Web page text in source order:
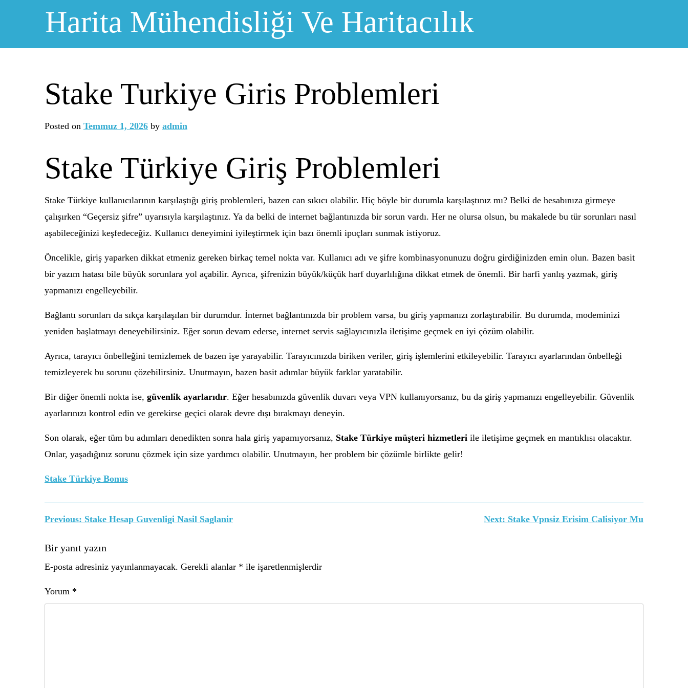
Harita Mühendisliği Ve Haritacılık
Stake Turkiye Giris Problemleri
Posted on Temmuz 1, 2026 by admin
Stake Türkiye Giriş Problemleri
Stake Türkiye kullanıcılarının karşılaştığı giriş problemleri, bazen can sıkıcı olabilir. Hiç böyle bir durumla karşılaştınız mı? Belki de hesabınıza girmeye
çalışırken “Geçersiz şifre” uyarısıyla karşılaştınız. Ya da belki de internet bağlantınızda bir sorun vardı. Her ne olursa olsun, bu makalede bu tür sorunları nasıl
aşabileceğinizi keşfedeceğiz. Kullanıcı deneyimini iyileştirmek için bazı önemli ipuçları sunmak istiyoruz.
Öncelikle, giriş yaparken dikkat etmeniz gereken birkaç temel nokta var. Kullanıcı adı ve şifre kombinasyonunuzu doğru girdiğinizden emin olun. Bazen basit
bir yazım hatası bile büyük sorunlara yol açabilir. Ayrıca, şifrenizin büyük/küçük harf duyarlılığına dikkat etmek de önemli. Bir harfi yanlış yazmak, giriş
yapmanızı engelleyebilir.
Bağlantı sorunları da sıkça karşılaşılan bir durumdur. İnternet bağlantınızda bir problem varsa, bu giriş yapmanızı zorlaştırabilir. Bu durumda, modeminizi
yeniden başlatmayı deneyebilirsiniz. Eğer sorun devam ederse, internet servis sağlayıcınızla iletişime geçmek en iyi çözüm olabilir.
Ayrıca, tarayıcı önbelleğini temizlemek de bazen işe yarayabilir. Tarayıcınızda biriken veriler, giriş işlemlerini etkileyebilir. Tarayıcı ayarlarından önbelleği
temizleyerek bu sorunu çözebilirsiniz. Unutmayın, bazen basit adımlar büyük farklar yaratabilir.
Bir diğer önemli nokta ise, güvenlik ayarlarıdır. Eğer hesabınızda güvenlik duvarı veya VPN kullanıyorsanız, bu da giriş yapmanızı engelleyebilir. Güvenlik
ayarlarınızı kontrol edin ve gerekirse geçici olarak devre dışı bırakmayı deneyin.
Son olarak, eğer tüm bu adımları denedikten sonra hala giriş yapamıyorsanız, Stake Türkiye müşteri hizmetleri ile iletişime geçmek en mantıklısı olacaktır.
Onlar, yaşadığınız sorunu çözmek için size yardımcı olabilir. Unutmayın, her problem bir çözümle birlikte gelir!
Stake Türkiye Bonus
Yazı
gezinmesi
Previous: Stake Hesap Guvenligi Nasil Saglanir Next: Stake Vpnsiz Erisim Calisiyor Mu
Bir yanıt yazın
E-posta adresiniz yayınlanmayacak. Gerekli alanlar * ile işaretlenmişlerdir
Yorum *